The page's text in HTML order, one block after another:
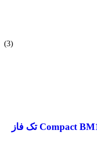
(3)